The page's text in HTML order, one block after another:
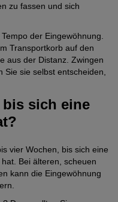
zu fassen und sich
der Eingewöhnung.
Transportkorb auf den
aus der Distanz. Zwingen
sie selbst entscheiden,
bis sich eine
vier Wochen, bis sich eine
Bei älteren, scheuen
kann die Eingewöhnung